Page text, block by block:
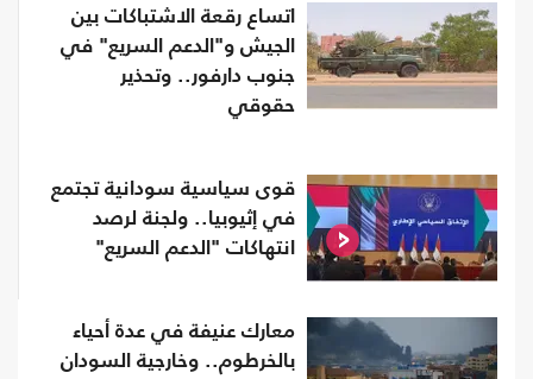
اتساع رقعة الاشتباكات بين
الجيش و"الدعم السريع" في
جنوب دارفور.. وتحذير
حقوقي
قوى سياسية سودانية تجتمع
في إثيوبيا.. ولجنة لرصد
انتهاكات "الدعم السريع"
معارك عنيفة في عدة أحياء
بالخرطوم.. وخارجية السودان